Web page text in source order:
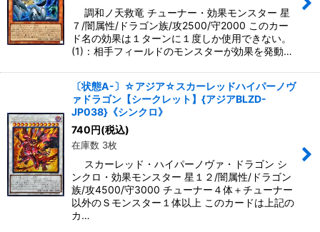
調和ノ天救竜 チューナー・効果モンスター 星
７/闇属性/ドラゴン族/攻2500/守2000 このカー
ド名の効果は１ターンに１度しか使用できない。
(1)：相手フィールドのモンスターが効果を発動…
〔状態A-〕☆アジア☆スカーレッドハイパーノヴ
ァドラゴン【シークレット】{アジアBLZD-
JP038}《シンクロ》
740円(税込)
在庫数 3枚
スカーレッド・ハイパーノヴァ・ドラゴン シ
ンクロ・効果モンスター 星１２/闇属性/ドラゴン
族/攻4500/守3000 チューナー４体＋チューナー
以外のＳモンスター１体以上 このカードは上記の
カ…